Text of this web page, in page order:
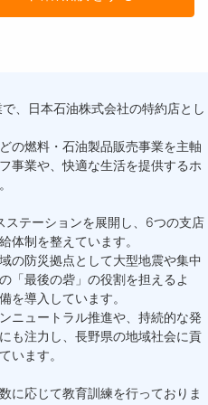
、日本石油株式会社の特約店とし
の燃料・石油製品販売事業を主軸
事業や、快適な生活を提供するホ
テーションを展開し、6つの支店
体制を整えています。
の防災拠点として大型地震や集中
「最後の砦」の役割を担えるよ
を導入しています。
ニュートラル推進や、持続的な発
も注力し、長野県の地域社会に貢
います。
に応じて教育訓練を行っておりま